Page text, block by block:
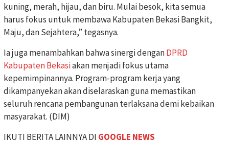
kuning, merah, hijau, dan biru. Mulai besok, kita semua
harus fokus untuk membawa Kabupaten Bekasi Bangkit,
Maju, dan Sejahtera,” tegasnya.
Ia juga menambahkan bahwa sinergi denganDPRD
Kabupaten Bekasiakan menjadi fokus utama
kepemimpinannya. Program-program kerja yang
dikampanyekan akan diselaraskan guna memastikan
seluruh rencana pembangunan terlaksana demi kebaikan
masyarakat. (DIM)
IKUTI BERITA LAINNYA DI GOOGLE NEWS